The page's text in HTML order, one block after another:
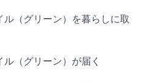
（グリーン）を暮らしに取
（グリーン）が届く